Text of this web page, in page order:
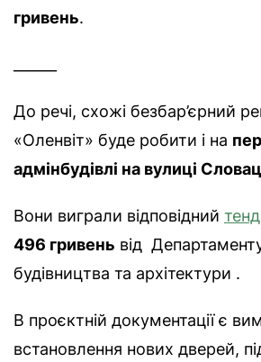
гривень.
До речі, схожі безбар’єрний
«Оленвіт» буде робити і на
адмінбудівлі на вулиці
Вони виграли відповідний
496 гривень від
будівництва та архітектури .
В проєктній документації є
встановлення нових дверей,